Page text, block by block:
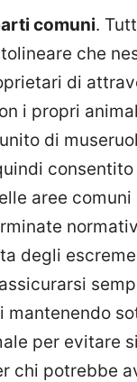
comuni.
che
di
i propri
di
aree comuni
degli
mantenendo
per evitare
chi potrebbe